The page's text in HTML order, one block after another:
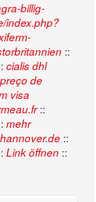
billig-
index.php?
::
cialis dhl
de
visa
::
mehr
::
Link öffnen ::